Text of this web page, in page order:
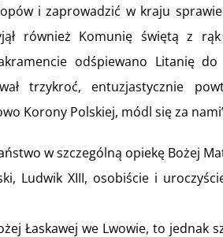
i zaprowadzić w kraju
również Komunię świętą z
odśpiewano Litanię
trzykroć, entuzjastycznie
Korony Polskiej, módl się za
w szczególną opiekę Bożej
Ludwik XIII, osobiście i
Łaskawej we Lwowie, to jednak